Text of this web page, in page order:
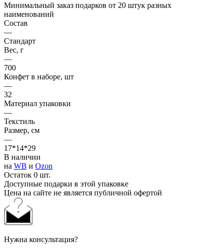
Минимальный заказ подарков от 20 штук разных
наименований
Состав
—
Стандарт
Вес, г
—
700
Конфет в наборе, шт
—
32
Материал упаковки
—
Текстиль
Размер, см
—
17*14*29
В наличии
на WB и Ozon
Остаток 0 шт.
Доступные подарки в этой упаковке
Цена на сайте не является публичной офертой
Нужна консультация?